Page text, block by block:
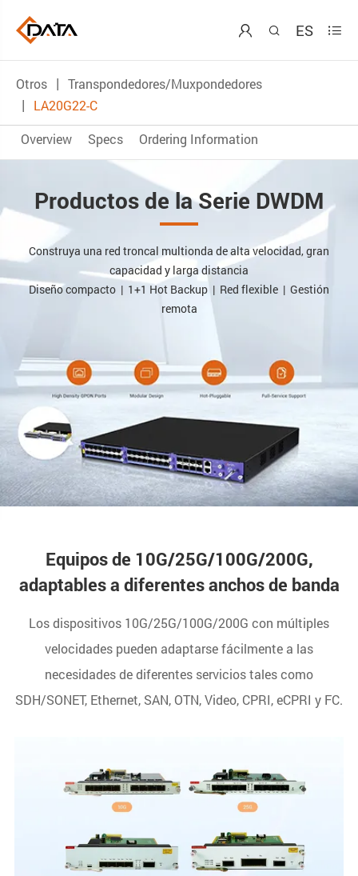
  ES 
Otros
Transpondedores/Muxpondedores
LA20G22-C
Overview
Specs Ordering Information
Productos de la Serie DWDM
Construya una red troncal multionda de alta velocidad, gran
capacidad y larga distancia
Diseño compacto | 1+1 Hot Backup | Red flexible | Gestión
remota
Equipos de 10G/25G/100G/200G,
adaptables a diferentes anchos de banda
Los dispositivos 10G/25G/100G/200G con múltiples
velocidades pueden adaptarse fácilmente a las
necesidades de diferentes servicios tales como
SDH/SONET, Ethernet, SAN, OTN, Video, CPRI, eCPRI y FC.